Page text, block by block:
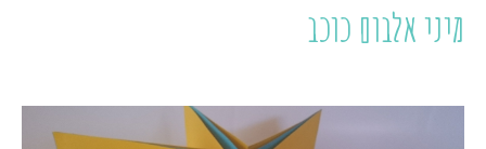
מיני אלבום כוכב